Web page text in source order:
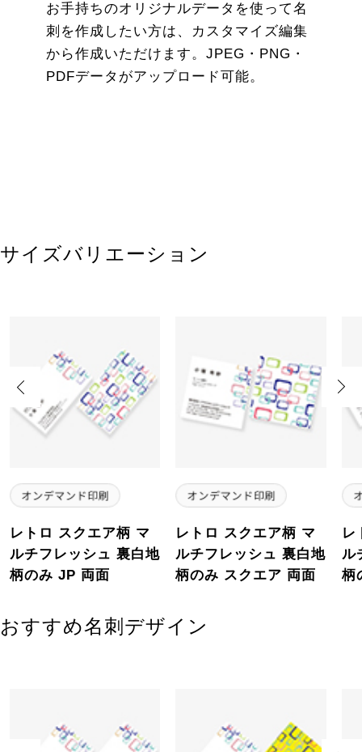
お手持ちのオリジナルデータを使って名
刺を作成したい方は、カスタマイズ編集
から作成いただけます。JPEG・PNG・
PDFデータがアップロード可能。
サイズバリエーション
レトロ スクエア柄 マ
ルチフレッシュ 裏白地
柄のみ JP 両面
レトロ スクエア柄 マ
ルチフレッシュ 裏白地
柄のみ スクエア 両面
レ
ル
柄
Previous Next
おすすめ名刺デザイン